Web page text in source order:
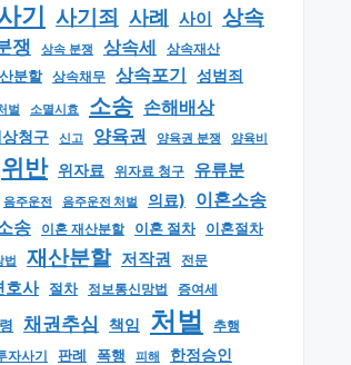
기 사기죄 사례 사이 상속
쟁 상속 분쟁 상속세 상속재산
분할 상속채무 상속포기 성범죄
벌 소멸시효 소송 손해배상
청구 신고 양육권 양육권 분쟁 양육비
위반 위자료 위자료 청구 유류분
음주운전 음주운전 처벌 의료) 이혼소송
송 이혼 재산분할 이혼 절차 이혼절차
법 재산분할 저작권 전문
호사 절차 정보통신망법 증여세
채권추심 책임 처벌
추행
자사기 판례 폭행 피해 한정승인